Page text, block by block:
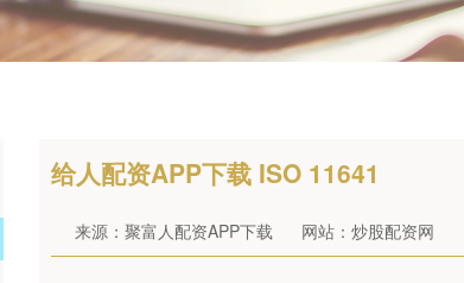
给人配资APP下载 ISO 11641
来源：聚富人配资APP下载 网站：炒股配资网